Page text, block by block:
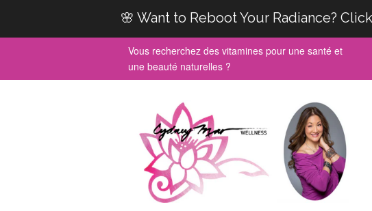
🌸 Want to Reboot Your Radiance?
Vous recherchez des vitamines pour une santé et
une beauté naturelles ?